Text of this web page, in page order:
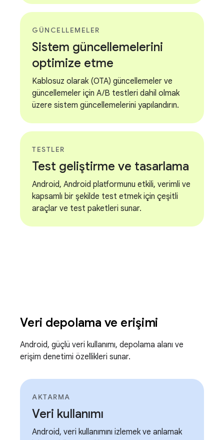
GÜNCELLEMELER
Sistem güncellemelerini
optimize etme
Kablosuz olarak (OTA) güncellemeler ve
güncellemeler için A/B testleri dahil olmak
üzere sistem güncellemelerini yapılandırın.
TESTLER
Test geliştirme ve tasarlama
Android, Android platformunu etkili, verimli ve
kapsamlı bir şekilde test etmek için çeşitli
araçlar ve test paketleri sunar.
Veri depolama ve erişimi
Android, güçlü veri kullanımı, depolama alanı ve
erişim denetimi özellikleri sunar.
AKTARMA
Veri kullanımı
Android, veri kullanımını izlemek ve anlamak